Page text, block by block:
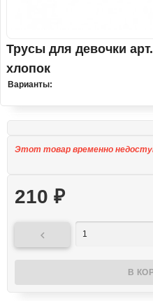
Трусы для девочки
хлопок
Варианты:
Этот товар временно
210 ₽
